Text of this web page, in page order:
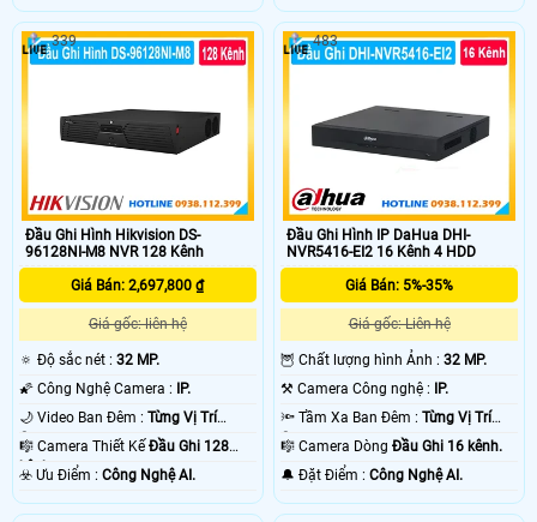
Đầu Ghi Hình Hikvision DS-
96128NI-M8 NVR 128 Kênh
Giá Bán: 2,697,800 ₫
Giá gốc: liên hệ
🔅 Độ sắc nét : 32 MP.
🌠 Công Nghệ Camera :
IP.
🌙 Video Ban Đêm : Từng Vị Trí
Camera .
🎼️ Camera Thiết Kế Đầu Ghi 128
kênh.
️☣️ Ưu Điểm : Công Nghệ AI.
339
Đầu Ghi Hình IP DaHua DHI-
NVR5416-EI2 16 Kênh 4 HDD
Giá Bán: 5%-35%
Giá gốc: Liên hệ
🦉 Chất lượng hình Ảnh :32 MP.
⚒ Camera Công nghệ :
IP.
🔦 Tầm Xa Ban Đêm :Từng Vị Trí
Camera .
🎼️ Camera DòngĐầu Ghi 16 kênh.
️🔔 Đặt Điểm :Công Nghệ AI.
483